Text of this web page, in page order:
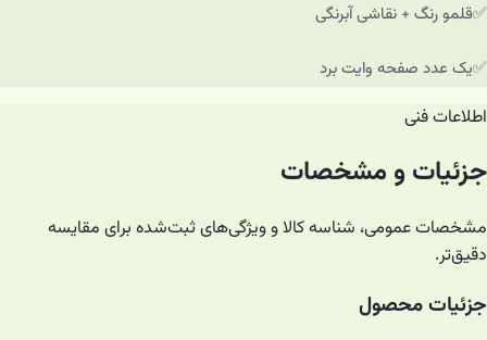
✅️قلمو رنگ + نقاشی آبرنگی
✅️یک عدد صفحه وایت برد
اطلاعات فنی
جزئیات و مشخصات
مشخصات عمومی، شناسه کالا و ویژگی‌های ثبت‌شده برای مقایسه
دقیق‌تر.
جزئیات محصول